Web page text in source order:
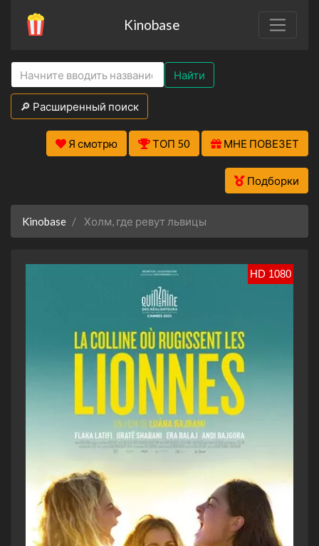
Kinobase
Найти
🔎 Расширенный поиск
Я смотрю ТОП 50 МНЕ ПОВЕЗЕТ
Подборки
Kinobase Холм, где ревут львицы
HD 1080